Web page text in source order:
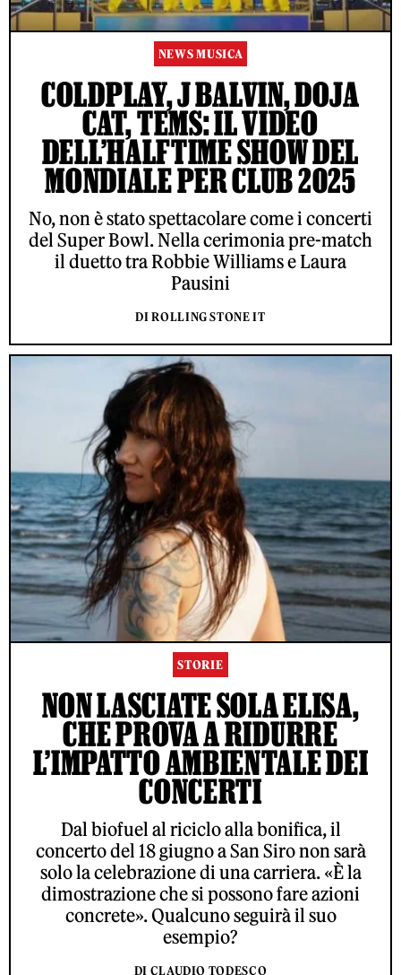
NEWS MUSICA
COLDPLAY, J BALVIN, DOJA
CAT, TEMS: IL VIDEO
DELL’HALFTIME SHOW DEL
MONDIALE PER CLUB 2025
No, non è stato spettacolare come i concerti
del Super Bowl. Nella cerimonia pre-match
il duetto tra Robbie Williams e Laura
Pausini
DI ROLLING STONE IT
STORIE
NON LASCIATE SOLA ELISA,
CHE PROVA A RIDURRE
L’IMPATTO AMBIENTALE DEI
CONCERTI
Dal biofuel al riciclo alla bonifica, il
concerto del 18 giugno a San Siro non sarà
solo la celebrazione di una carriera. «È la
dimostrazione che si possono fare azioni
concrete». Qualcuno seguirà il suo
esempio?
DI CLAUDIO TODESCO